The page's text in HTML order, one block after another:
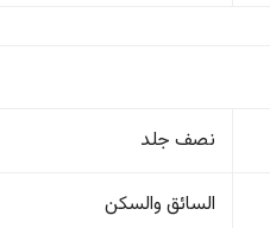
نصف جلد
السائق والسکن